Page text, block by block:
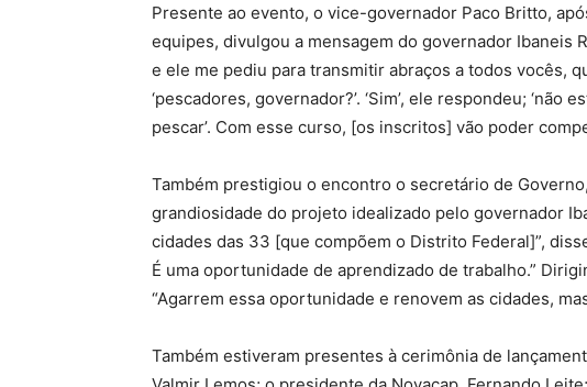
Presente ao evento, o vice-governador Paco Britto,
equipes, divulgou a mensagem do governador Ibaneis
e ele me pediu para transmitir abraços a todos vocês,
‘pescadores, governador?’. ‘Sim’, ele respondeu;
pescar’. Com esse curso, [os inscritos] vão poder
Também prestigiou o encontro o secretário de
grandiosidade do projeto idealizado pelo governador
cidades das 33 [que compõem o Distrito Federal]”,
É uma oportunidade de aprendizado de trabalho.”
“Agarrem essa oportunidade e renovem as cidades,
Também estiveram presentes à cerimônia de